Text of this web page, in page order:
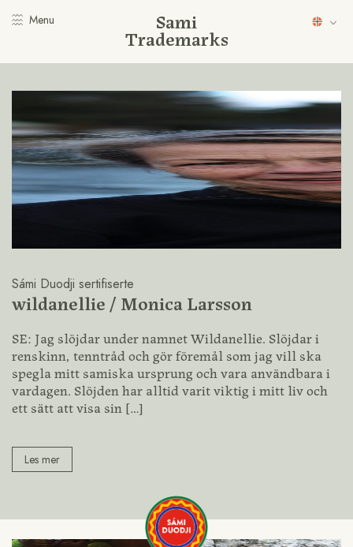
Menu Sami
Trademarks
Sámi Duodji sertifiserte
wildanellie / Monica Larsson
SE: Jag slöjdar under namnet Wildanellie. Slöjdar i
renskinn, tenntråd och gör föremål som jag vill ska
spegla mitt samiska ursprung och vara användbara i
vardagen. Slöjden har alltid varit viktig i mitt liv och
ett sätt att visa sin […]
Les mer